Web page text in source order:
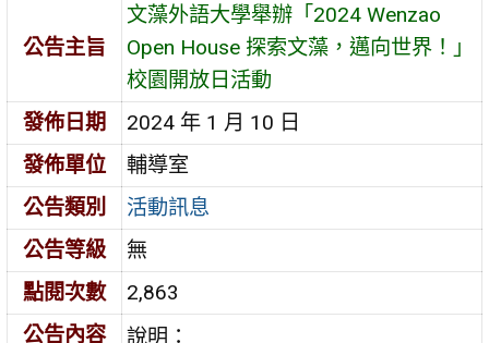
公告主旨
文藻外語大學舉辦「2024 Wenzao
Open House 探索文藻，邁向世界！」
校園開放日活動
發佈日期
2024 年 1 月 10 日
發佈單位
輔導室
公告類別
活動訊息
公告等級
無
點閱次數
2,863
公告內容
說明：